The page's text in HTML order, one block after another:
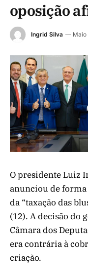
oposição
Ingrid Silva Maio
O presidente Luiz
anunciou de
da “taxação das
(12). A decisão do
Câmara dos
era contrária à
criação.